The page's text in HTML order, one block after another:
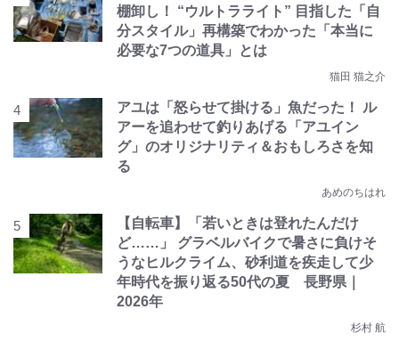
棚卸し！ “ウルトラライト” 目指した「自
分スタイル」再構築でわかった「本当に
必要な7つの道具」とは
猫田 猫之介
アユは「怒らせて掛ける」魚だった！ ル
アーを追わせて釣りあげる「アユイン
グ」のオリジナリティ＆おもしろさを知
る
あめのちはれ
【自転車】「若いときは登れたんだけ
ど……」 グラベルバイクで暑さに負けそ
うなヒルクライム、砂利道を疾走して少
年時代を振り返る50代の夏 長野県｜
2026年
杉村 航